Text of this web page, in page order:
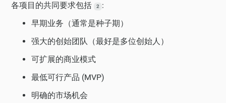
各项目的共同要求包括 2
:
早期业务（通常是种子期）
强大的创始团队（最好是多位创始人）
可扩展的商业模式
最低可行产品 (MVP)
明确的市场机会